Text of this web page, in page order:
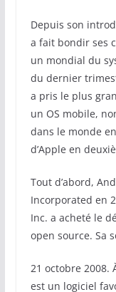
Depuis son
a fait bondir ses
un mondial du
du dernier
a pris le plus
un OS mobile,
dans le monde
d’Apple en
Tout d’abord,
Incorporated en
Inc. a acheté le
open source. Sa
21 octobre 2008.
est un logiciel